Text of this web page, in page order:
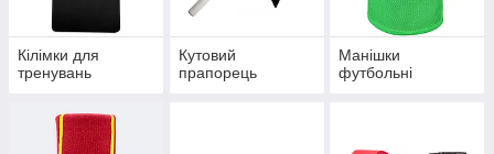
Кілімки для
тренувань
Кутовий
прапорець
Манішки
футбольні